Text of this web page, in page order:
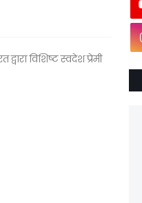
विशिष्ट स्वदेश प्रेमी